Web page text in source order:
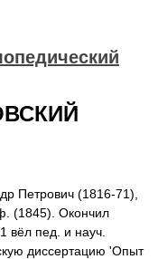
Петрович (1816-71),
(1845). Окончил
вёл пед. и науч.
диссертацию 'Опыт